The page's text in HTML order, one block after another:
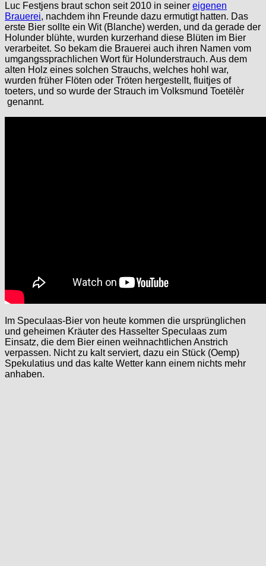
Luc Festjens braut schon seit 2010 in seiner eigenen
Brauerei, nachdem ihn Freunde dazu ermutigt hatten. Das
erste Bier sollte ein Wit (Blanche) werden, und da gerade der
Holunder blühte, wurden kurzerhand diese Blüten im Bier
verarbeitet. So bekam die Brauerei auch ihren Namen vom
umgangssprachlichen Wort für Holunderstrauch. Aus dem
alten Holz eines solchen Strauchs, welches hohl war,
wurden früher Flöten oder Tröten hergestellt, fluitjes of
toeters, und so wurde der Strauch im Volksmund Toetëlèr
genannt.
Im Speculaas-Bier von heute kommen die ursprünglichen
und geheimen Kräuter des Hasselter Speculaas zum
Einsatz, die dem Bier einen weihnachtlichen Anstrich
verpassen. Nicht zu kalt serviert, dazu ein Stück (Oemp)
Spekulatius und das kalte Wetter kann einem nichts mehr
anhaben.